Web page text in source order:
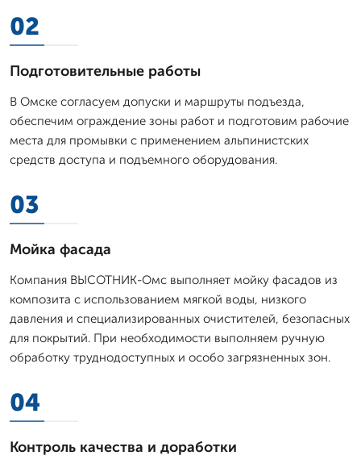
02
Подготовительные работы
В Омске согласуем допуски и маршруты подъезда,
обеспечим ограждение зоны работ и подготовим рабочие
места для промывки с применением альпинистских
средств доступа и подъемного оборудования.
03
Мойка фасада
Компания ВЫСОТНИК-Омс выполняет мойку фасадов из
композита с использованием мягкой воды, низкого
давления и специализированных очистителей, безопасных
для покрытий. При необходимости выполняем ручную
обработку труднодоступных и особо загрязненных зон.
04
Контроль качества и доработки